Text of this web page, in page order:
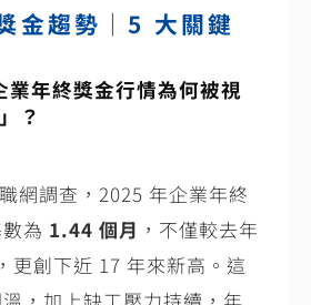
金趨勢｜5 大關鍵
業年終獎金行情為何被視
？
網調查，2025 年企業年終
為 1.44 個月 ，不僅較去年
更創下近 17 年來新高。這